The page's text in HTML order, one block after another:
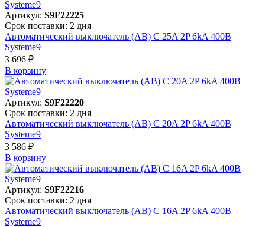
Артикул: S9F22225
Срок поставки: 2 дня
Автоматический выключатель (АВ) C 25A 2P 6kA 400В
Systeme9
3 696 ₽
В корзинy
Артикул: S9F22220
Срок поставки: 2 дня
Автоматический выключатель (АВ) C 20A 2P 6kA 400В
Systeme9
3 586 ₽
В корзинy
Артикул: S9F22216
Срок поставки: 2 дня
Автоматический выключатель (АВ) C 16A 2P 6kA 400В
Systeme9